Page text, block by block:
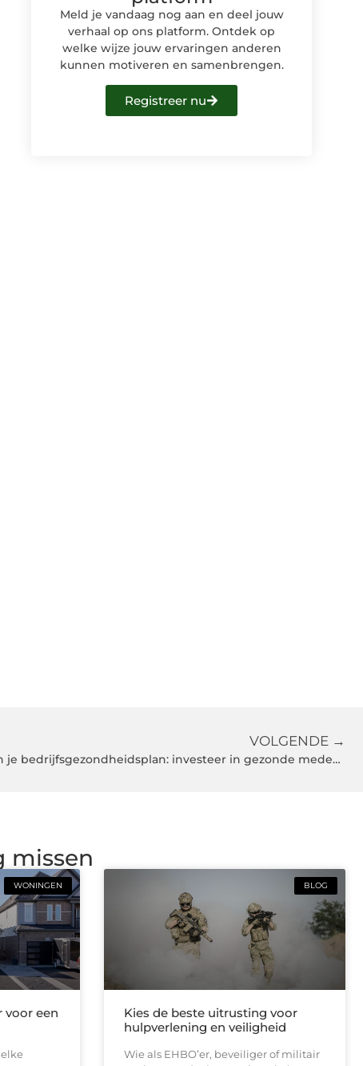
Meld je vandaag nog aan en deel jouw
verhaal op ons platform. Ontdek op
welke wijze jouw ervaringen anderen
kunnen motiveren en samenbrengen.
Registreer nu
VOLGENDE →
Chiropractie als onderdeel van je bedrijfsgezondheidsplan: investeer in gezonde medewerkers!
missen
WONINGEN
voor een
BLOG
Kies de beste uitrusting voor
hulpverlening en veiligheid
Wie als EHBO’er, beveiliger of militair